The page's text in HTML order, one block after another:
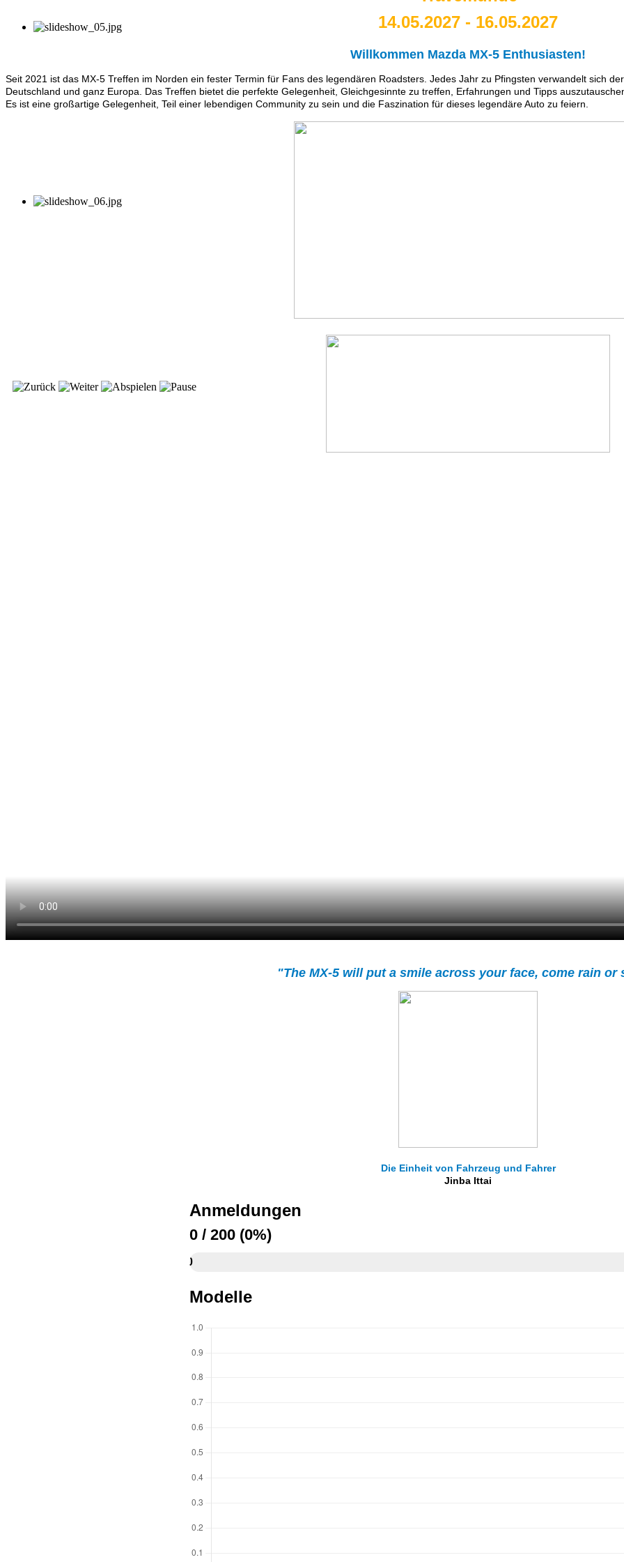
14.05.2027 - 16.05.2027
Willkommen Mazda MX-5 Enthusiasten!
Seit 2021 ist das MX-5 Treffen im Norden ein fester Termin für Fans des legendären Roadsters. Jedes Jahr zu Pfingsten verwandelt sich
Deutschland und ganz Europa. Das Treffen bietet die perfekte Gelegenheit, Gleichgesinnte zu treffen, Erfahrungen und Tipps
Es ist eine großartige Gelegenheit, Teil einer lebendigen Community zu sein und die Faszination für dieses legendäre Auto zu feiern.
"The MX-5 will put a smile across your face, come rain or
Die Einheit von Fahrzeug und Fahrer
Jinba Ittai
Anmeldungen
0 / 200 (0%)
0
Modelle